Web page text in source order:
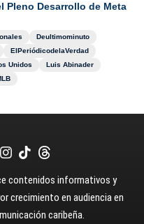
Pleno Desarrollo de Meta
Deultimominuto
ElPeriódicodelaVerdad
Unidos
Luis Abinader
contenidos informativos y
crecimiento en audiencia en
caribeña.